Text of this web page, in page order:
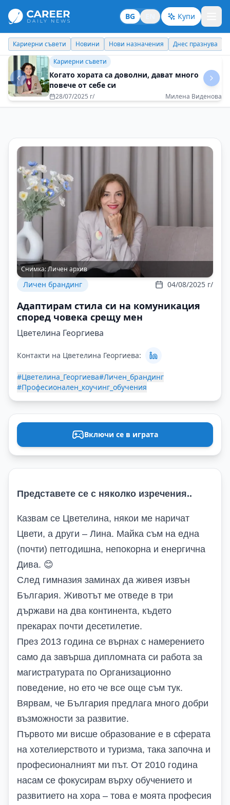
BG Купи
Кариерни съвети Новини Нови назначения Днес празнува
Бизнес брандинг
Всяка задача трябва да се изпълнява със
100% отдаденост
08/05/2025 г/ Рени Миткова - EOS Matrix
Снимка:Личен архив
Личен брандинг 04/08/2025 г/
Адаптирам стила си на комуникация
според човека срещу мен
Цветелина Георгиева
Контакти на Цветелина Георгиева:
#Цветелина_Георгиева#Личен_брандинг
#Професионален_коучинг_обучения
Включи се в играта
Представете се с няколко изречения..
Казвам се Цветелина, някои ме наричат
Цвети, а други – Лина. Майка съм на една
(почти) петгодишна, непокорна и енергична
Дива. 😊
След гимназия заминах да живея извън
България. Животът ме отведе в три
държави на два континента, където
прекарах почти десетилетие.
През 2013 година се върнах с намерението
само да завърша дипломната си работа за
магистратурата по Организационно
поведение, но ето че все още съм тук.
Вярвам, че България предлага много добри
възможности за развитие.
Първото ми висше образование е в сферата
на хотелиерството и туризма, така започна и
професионалният ми път. От 2010 година
насам се фокусирам върху обучението и
развитието на хора – това е моята професия